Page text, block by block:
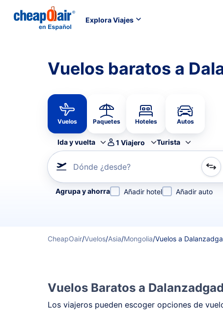
Explora Viajes
Vuelos baratos a
Vuelos Paquetes Hoteles Autos
Ida y vuelta 1 Viajero Turista
Dónde ¿desde?
Refina tu búsqueda por aerolínea, por ciudad o
Agrupa y ahorra Añadir hotel Añadir auto
CheapOair/Vuelos/Asia/Mongolia/Vuelos a
Vuelos Baratos a
Los viajeros pueden escoger opciones de